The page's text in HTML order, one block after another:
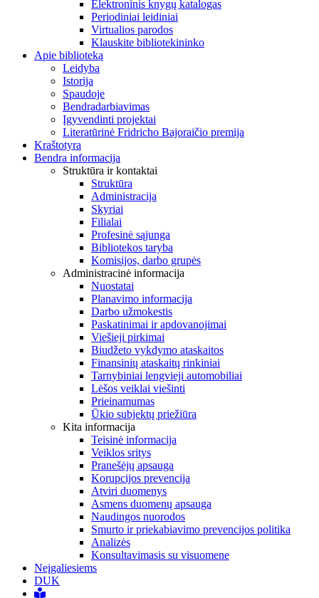
Elektroninis knygų katalogas
Periodiniai leidiniai
Virtualios parodos
Klauskite bibliotekininko
Apie biblioteką
Leidyba
Istorija
Spaudoje
Bendradarbiavimas
Įgyvendinti projektai
Literatūrinė Fridricho Bajoraičio premija
Kraštotyra
Bendra informacija
Struktūra ir kontaktai
Struktūra
Administracija
Skyriai
Filialai
Profesinė sąjunga
Bibliotekos taryba
Komisijos, darbo grupės
Administracinė informacija
Nuostatai
Planavimo informacija
Darbo užmokestis
Paskatinimai ir apdovanojimai
Viešieji pirkimai
Biudžeto vykdymo ataskaitos
Finansinių ataskaitų rinkiniai
Tarnybiniai lengvieji automobiliai
Lėšos veiklai viešinti
Prieinamumas
Ūkio subjektų priežiūra
Kita informacija
Teisinė informacija
Veiklos sritys
Pranešėjų apsauga
Korupcijos prevencija
Atviri duomenys
Asmens duomenų apsauga
Naudingos nuorodos
Smurto ir priekabiavimo prevencijos politika
Analizės
Konsultavimasis su visuomene
Neįgaliesiems
DUK